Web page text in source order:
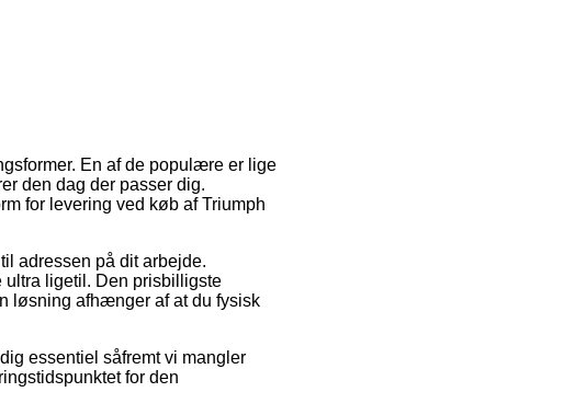
En af de populære er lige
den dag der passer dig.
for levering ved køb af Triumph
adressen på dit arbejde.
ultra ligetil. Den prisbilligste
løsning afhænger af at du fysisk
essentiel såfremt vi mangler
for den